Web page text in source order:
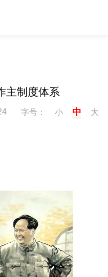
制度体系
字号： 小 中 大